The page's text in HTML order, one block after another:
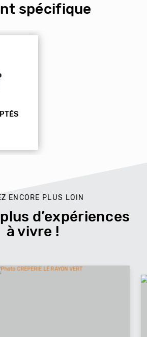
spécifique
ENCORE PLUS LOIN
d’expériences
à vivre !